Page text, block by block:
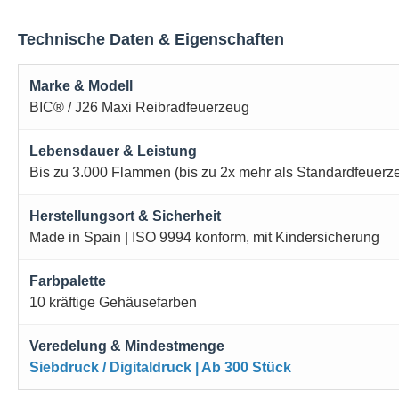
Technische Daten & Eigenschaften
Marke & Modell
BIC® / J26 Maxi Reibradfeuerzeug
Lebensdauer & Leistung
Bis zu 3.000 Flammen (bis zu 2x mehr als
Herstellungsort & Sicherheit
Made in Spain | ISO 9994 konform, mit Kindersicherung
Farbpalette
10 kräftige Gehäusefarben
Veredelung & Mindestmenge
Siebdruck / Digitaldruck | Ab 300 Stück